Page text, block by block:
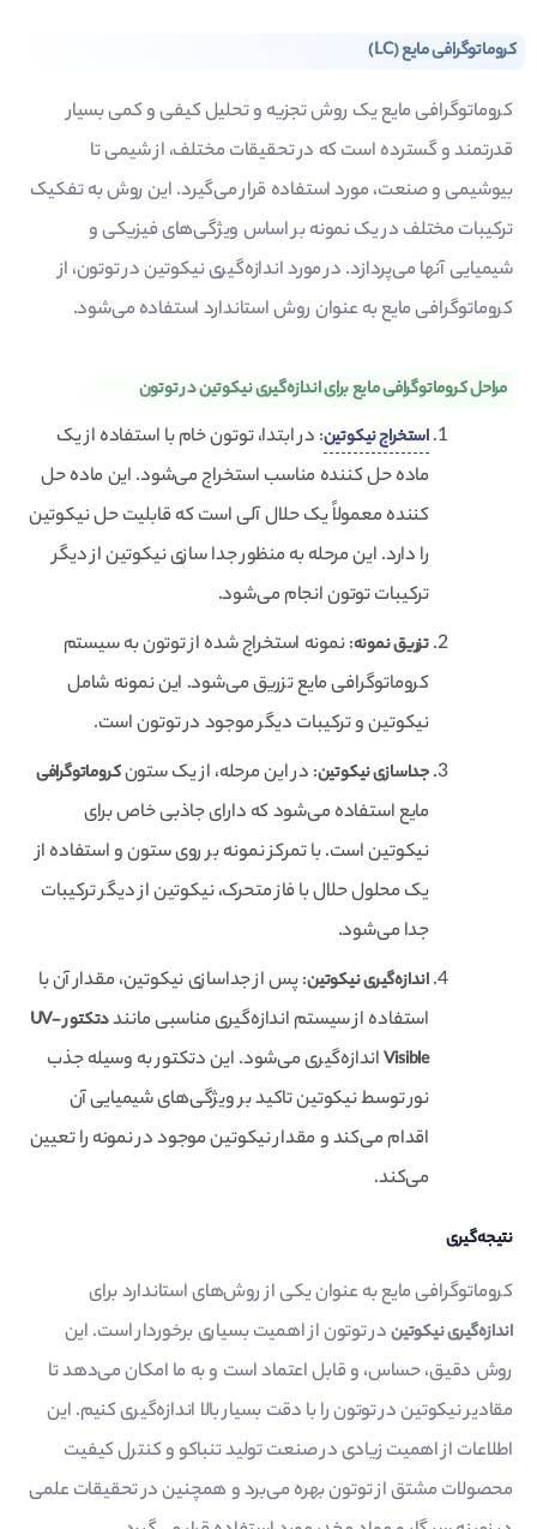
کروماتوگرافی مایع (LC)
کروماتوگرافی مایع یک روش تجزیه و تحلیل کیفی و کمی بسیار
قدرتمند و گسترده است که در تحقیقات مختلف، از شیمی تا
بیوشیمی و صنعت، مورد استفاده قرار می‌گیرد. این روش به تفکیک
ترکیبات مختلف در یک نمونه بر اساس ویژگی‌های فیزیکی و
شیمیایی آنها می‌پردازد. در مورد اندازه‌گیری نیکوتین در توتون، از
کروماتوگرافی مایع به عنوان روش استاندارد استفاده می‌شود.
مراحل کروماتوگرافی مایع برای اندازه‌گیری نیکوتین در توتون
استخراج نیکوتین: در ابتدا، توتون خام با استفاده از یک
ماده حل کننده مناسب استخراج می‌شود. این ماده حل
کننده معمولاً یک حلال آلی است که قابلیت حل نیکوتین
را دارد. این مرحله به منظور جدا سازی نیکوتین از دیگر
ترکیبات توتون انجام می‌شود.
تزریق نمونه: نمونه استخراج شده از توتون به سیستم
کروماتوگرافی مایع تزریق می‌شود. این نمونه شامل
نیکوتین و ترکیبات دیگر موجود در توتون است.
جداسازی نیکوتین: در این مرحله، از یک ستونکروماتوگرافی
مایع استفاده می‌شود که دارای جاذبی خاص برای
نیکوتین است. با تمرکز نمونه بر روی ستون و استفاده از
یک محلول حلال با فاز متحرک، نیکوتین از دیگر ترکیبات
جدا می‌شود.
اندازه‌گیری نیکوتین: پس از جداسازی نیکوتین، مقدار آن با
استفاده از سیستم اندازه‌گیری مناسبی مانند
دتکتور UV-
Visibleاندازه‌گیری می‌شود. این دتکتور به وسیله جذب
نور توسط نیکوتین تاکید بر ویژگی‌های شیمیایی آن
اقدام می‌کند و مقدار نیکوتین موجود در نمونه را تعیین
می‌کند.
نتیجه‌گیری
کروماتوگرافی مایع به عنوان یکی از روش‌های استاندارد برای
اندازه‌گیری نیکوتیندر توتون از اهمیت بسیاری برخوردار است. این
روش دقیق، حساس، و قابل اعتماد است و به ما امکان می‌دهد تا
مقادیر نیکوتین در توتون را با دقت بسیار بالا اندازه‌گیری کنیم. این
اطلاعات از اهمیت زیادی در صنعت تولید تنباکو و کنترل کیفیت
محصولات مشتق از توتون بهره می‌برد و همچنین در تحقیقات علمی